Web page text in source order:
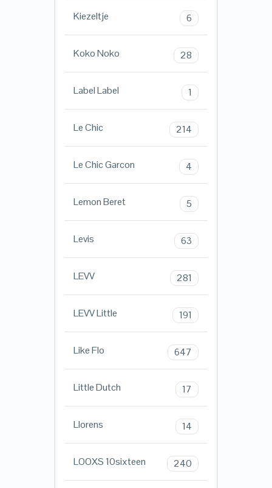
Kiezeltje 6
Koko Noko 28
Label Label 1
Le Chic 214
Le Chic Garcon 4
Lemon Beret 5
Levis 63
LEVV 281
LEVV Little 191
Like Flo 647
Little Dutch 17
Llorens 14
LOOXS 10sixteen 240